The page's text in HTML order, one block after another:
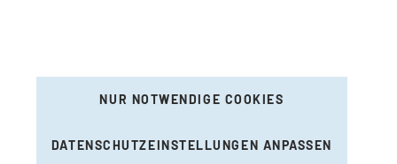
NUR NOTWENDIGE COOKIES
DATENSCHUTZEINSTELLUNGEN ANPASSEN